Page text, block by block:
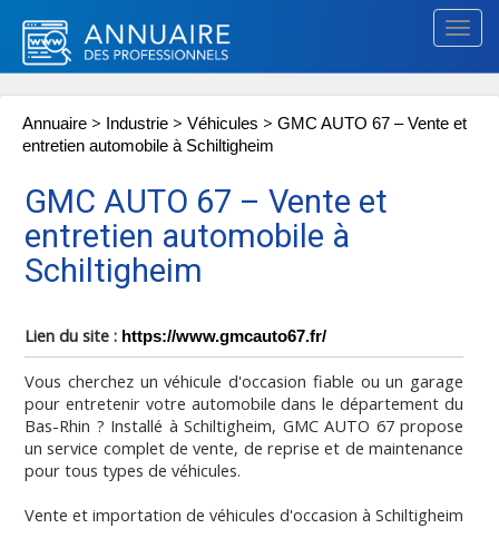
Annuaire > Industrie > Véhicules > GMC AUTO 67 – Vente et
entretien automobile à Schiltigheim
GMC AUTO 67 – Vente et
entretien automobile à
Schiltigheim
Lien du site : https://www.gmcauto67.fr/
Vous cherchez un véhicule d'occasion fiable ou un garage
pour entretenir votre automobile dans le département du
Bas-Rhin ? Installé à Schiltigheim, GMC AUTO 67 propose
un service complet de vente, de reprise et de maintenance
pour tous types de véhicules.
Vente et importation de véhicules d'occasion à Schiltigheim